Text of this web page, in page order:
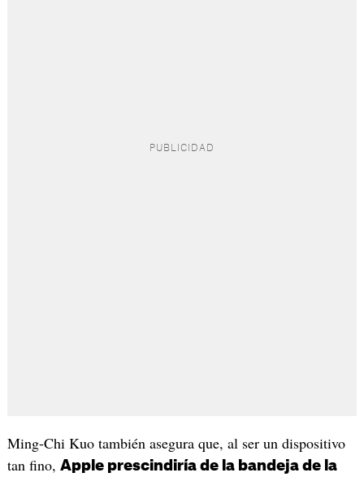
Ming-Chi Kuo también asegura que, al ser un dispositivo
tan fino, Apple prescindiría de la bandeja de la